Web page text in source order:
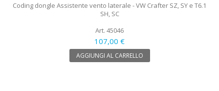
Coding dongle Assistente vento laterale - VW Crafter SZ, SY e T6.1
SH, SC
Art. 45046
107,00 €
AGGIUNGI AL CARRELLO